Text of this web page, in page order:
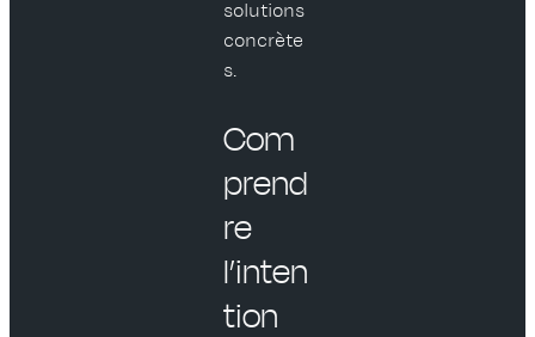
solutions
concrète
s.
Com
prend
re
l’inten
tion